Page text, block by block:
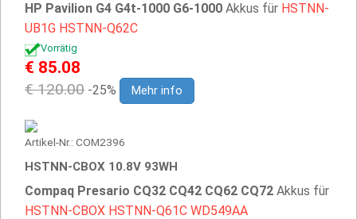
HP Pavilion G4 G4t-1000 G6-1000 Akkus für HSTNN-
UB1G HSTNN-Q62C
Vorrätig
€ 85.08
€ 120.00 -25% Mehr info
Artikel-Nr.: COM2396
HSTNN-CBOX 10.8V 93WH
Compaq Presario CQ32 CQ42 CQ62 CQ72 Akkus für
HSTNN-CBOX HSTNN-Q61C WD549AA